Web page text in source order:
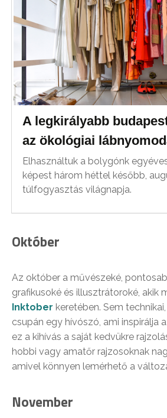
A legkirályabb
az ökológiai
Elhasználtuk a bolygónk
képest három héttel később,
túlfogyasztás világnapja.
Október
Az október a művészeké,
grafikusoké és illusztrátoroké, akik
Inktober keretében. Sem
csupán egy hívószó, ami inspirálja
ez a kihívás a saját kedvükre
hobbi vagy amatőr rajzosoknak
amivel könnyen lemérhető a
November